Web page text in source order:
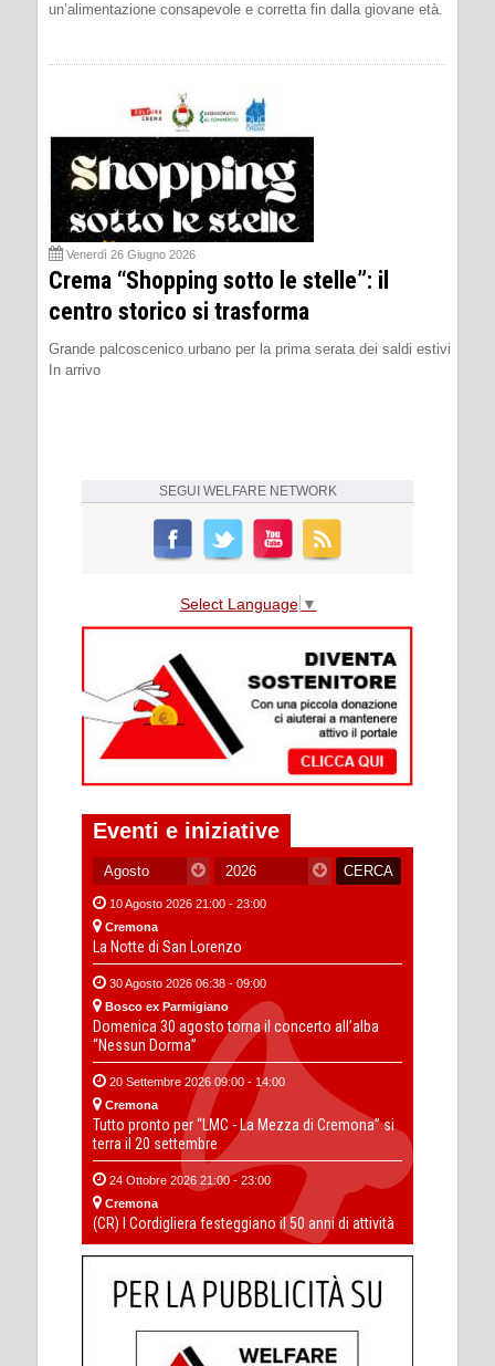
un’alimentazione consapevole e corretta fin dalla giovane età.
Venerdì 26 Giugno 2026
Crema “Shopping sotto le stelle”: il
centro storico si trasforma
Grande palcoscenico urbano per la prima serata dei saldi estivi
In arrivo
SEGUI WELFARE NETWORK
Select Language ▼
Eventi e iniziative
10 Agosto 2026 21:00 - 23:00
Cremona
La Notte di San Lorenzo
30 Agosto 2026 06:38 - 09:00
Bosco ex Parmigiano
Domenica 30 agosto torna il concerto all’alba
“Nessun Dorma”
20 Settembre 2026 09:00 - 14:00
Cremona
Tutto pronto per “LMC - La Mezza di Cremona” si
terra il 20 settembre
24 Ottobre 2026 21:00 - 23:00
Cremona
(CR) I Cordigliera festeggiano il 50 anni di attività